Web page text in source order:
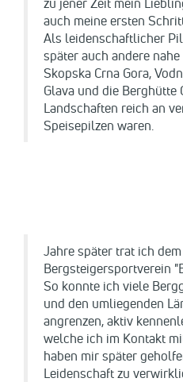
zu jener Zeit mein
auch meine ersten
Als leidenschaftlicher
später auch andere
Skopska Crna Gora,
Glava und die Berghütte
Landschaften reich an
Speisepilzen waren.
Jahre später trat ich
Bergsteigersportverein
So konnte ich viele
und den umliegenden
angrenzen, aktiv
welche ich im Kontakt
haben mir später
Leidenschaft zu